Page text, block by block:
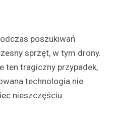
poszukiwań
sprzęt, w tym drony.
ten tragiczny przypadek,
technologia nie
nieszczęściu.